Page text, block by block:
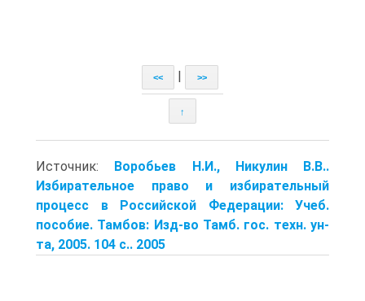
<< >>
↑
Источник: Воробьев Н.И., Никулин В.В..
Избирательное право и избирательный
процесс в Российской Федерации: Учеб.
пособие. Тамбов: Изд-во Тамб. гос. техн. ун-
та, 2005. 104 с.. 2005